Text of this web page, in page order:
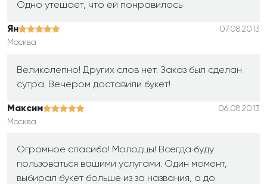
Одно утешает, что ей понравилось
Ян
07.08.2013
Москва
Великолепно! Других слов нет. Заказ был сделан
сутра. Вечером доставили букет!
Максим
06.08.2013
Москва
Огромное спасибо! Молодцы! Всегда буду
пользоваться вашими услугами. Один момент,
выбирал букет больше из за названия, а до